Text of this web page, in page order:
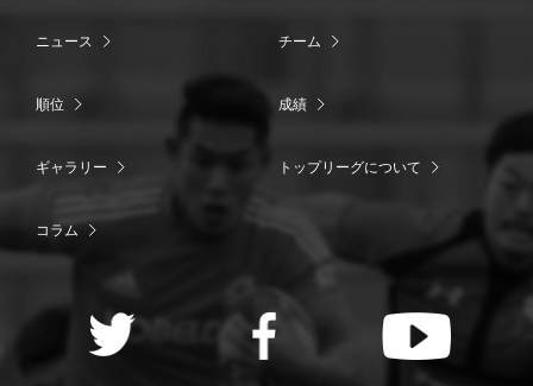
ニュース チーム
順位 成績
ギャラリー トップリーグについて
コラム